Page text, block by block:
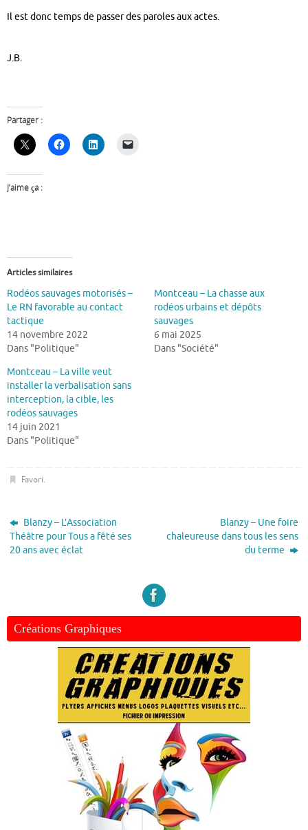
Il est donc temps de passer des paroles aux actes.
J.B.
Partager :
J’aime ça :
Articles similaires
Rodéos sauvages motorisés –
Le RN favorable au contact
tactique
14 novembre 2022
Dans "Politique"
Montceau – La chasse aux
rodéos urbains et dépôts
sauvages
6 mai 2025
Dans "Société"
Montceau – La ville veut
installer la verbalisation sans
interception, la cible, les
rodéos sauvages
14 juin 2021
Dans "Politique"
Favori.
Blanzy – L’Association
Théâtre pour Tous a fêté ses
20 ans avec éclat
Blanzy – Une foire
chaleureuse dans tous les sens
du terme
Créations Graphiques